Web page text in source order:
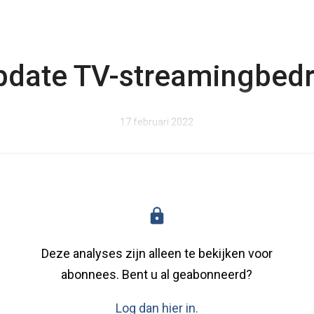
TV-
17 februari 2022
Deze analyses zijn alleen te bekijken voor
abonnees. Bent u al geabonneerd?
Log dan hier in.